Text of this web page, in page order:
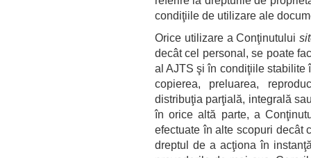
condiţiile de utilizare ale
Orice utilizare a Conţinutului
decât cel personal, se poate
al AJTS şi în condiţiile stabilite
copierea, preluarea,
distribuţia parţială, integrală
în orice altă parte, a
efectuate în alte scopuri decât
dreptul de a acţiona în